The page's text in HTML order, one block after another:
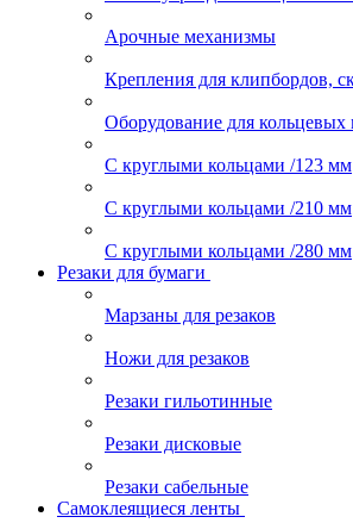
Арочные механизмы
Крепления для клипбордов,
Оборудование для кольцевых
С круглыми кольцами /123 мм
С круглыми кольцами /210 мм
С круглыми кольцами /280 мм
Резаки для бумаги
Марзаны для резаков
Ножи для резаков
Резаки гильотинные
Резаки дисковые
Резаки сабельные
Самоклеящиеся ленты